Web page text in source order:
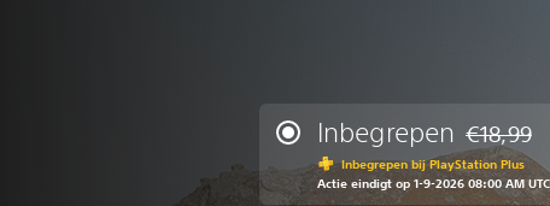
Inbegrepen Korting
€18,99
Inbegrepen bij PlayStation Plus
Actie eindigt op 1-9-2026 08:00 AM UTC